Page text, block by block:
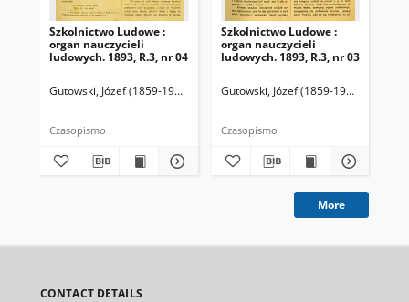
Szkolnictwo Ludowe :
organ nauczycieli
ludowych. 1893, R.3, nr 04
Gutowski, Józef (1859-1916). Redaktor
Czasopismo
Szkolnictwo Ludowe :
organ nauczycieli
ludowych. 1893, R.3, nr 03
Gutowski, Józef (1859-1916).
Czasopismo
More
CONTACT DETAILS